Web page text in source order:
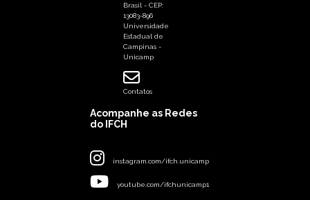
Brasil - CEP:
13083-896
Universidade
Estadual de
Campinas -
Unicamp
Contatos
Acompanhe as Redes
do IFCH
instagram.com/ifch.unicamp
youtube.com/ifchunicamp1